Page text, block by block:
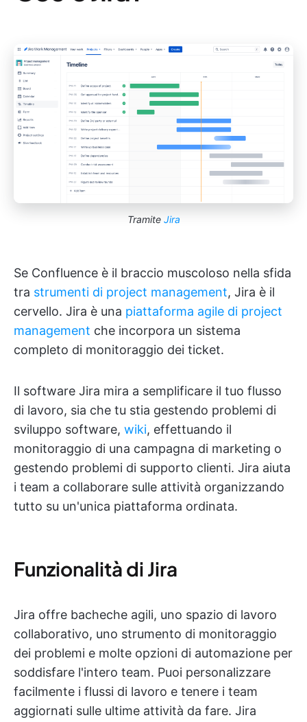
Tramite Jira
Se Confluence è il braccio muscoloso nella sfida
tra strumenti di project management, Jira è il
cervello. Jira è una piattaforma agile di project
management che incorpora un sistema
completo di monitoraggio dei ticket.
Il software Jira mira a semplificare il tuo flusso
di lavoro, sia che tu stia gestendo problemi di
sviluppo software, wiki, effettuando il
monitoraggio di una campagna di marketing o
gestendo problemi di supporto clienti. Jira aiuta
i team a collaborare sulle attività organizzando
tutto su un'unica piattaforma ordinata.
Funzionalità di Jira
Jira offre bacheche agili, uno spazio di lavoro
collaborativo, uno strumento di monitoraggio
dei problemi e molte opzioni di automazione per
soddisfare l'intero team. Puoi personalizzare
facilmente i flussi di lavoro e tenere i team
aggiornati sulle ultime attività da fare. Jira